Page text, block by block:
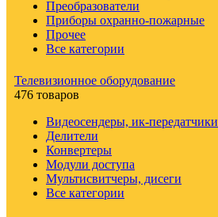
Преобразователи
Приборы охранно-пожарные
Прочее
Все категории
Телевизионное оборудование
476 товаров
Видеосендеры, ик-передатчики
Делители
Конвертеры
Модули доступа
Мультисвитчеры, дисеги
Все категории